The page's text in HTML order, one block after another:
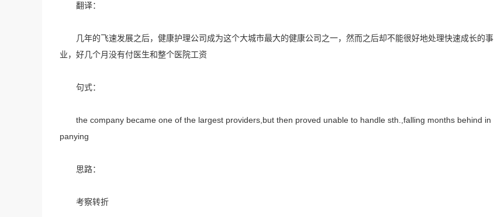
翻译：
几年的飞速发展之后，健康护理公司成为这个大城市最大的健康公司之一，然而之后却不能很好地处理快速成长的事
业，好几个月没有付医生和整个医院工资
句式：
the company became one of the largest providers,but then proved unable to handle sth.,falling months behind in
panying
思路：
考察转折